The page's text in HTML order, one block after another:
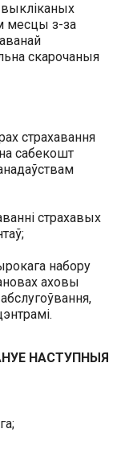
выкліканых
месцы з-за
скарочаныя
страхавання
сабекошт
страхавых
набору
аховы
НАСТУПНЫЯ